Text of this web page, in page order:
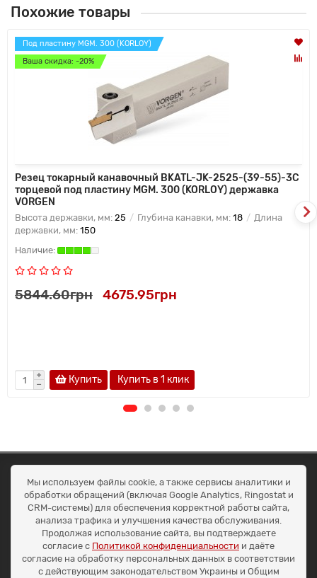
Похожие товары
Под пластину MGM. 300 (KORLOY)
Ваша скидка: -20%
Резец токарный канавочный BKATL-JK-2525-(39-55)-3C
торцевой под пластину MGM. 300 (KORLOY) державка
VORGEN
Высота державки, мм: 25 Глубина канавки, мм: 18
Длина
державки, мм: 150
5844.60грн 4675.95грн
Купить Купить в 1 клик
ОКЕАН ТРЕЙД
Договір публичної оферти
Доставка та оплата
Наші контакти
Умови повернення
+38 (099) 452-20-02
+38 (098) 492-20-02
office@ocean.biz.ua
Мы используем файлы cookie, а также сервисы аналитики и
обработки обращений (включая Google Analytics, Ringostat и
CRM-системы) для обеспечения корректной работы сайта,
анализа трафика и улучшения качества обслуживания.
Продолжая использование сайта, вы подтверждаете
согласие с Политикой конфиденциальности и даёте
согласие на обработку персональных данных в соответствии
с действующим законодательством Украины и Общим